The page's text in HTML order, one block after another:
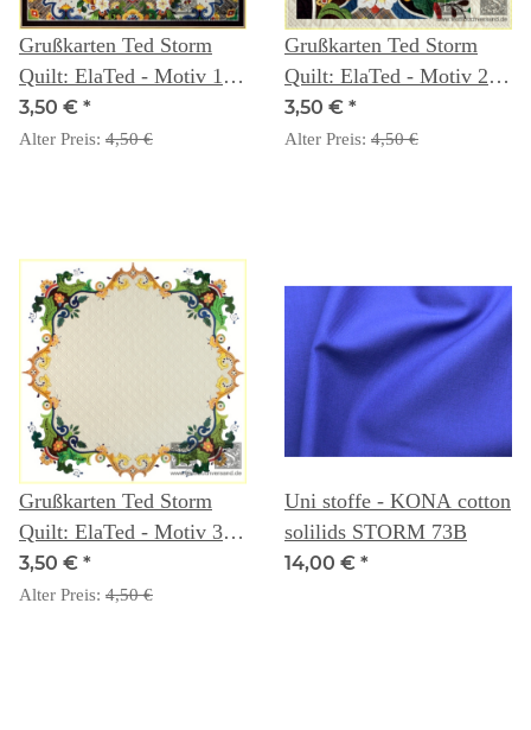
Grußkarten Ted Storm
Quilt: ElaTed - Motiv 1
ganzer Quilt
3,50 € *
Alter Preis: 4,50 €
Grußkarten Ted Storm
Quilt: ElaTed - Motiv 2
Detail
3,50 € *
Alter Preis: 4,50 €
Grußkarten Ted Storm
Quilt: ElaTed - Motiv 3
Innenkranz Detail
3,50 € *
Alter Preis: 4,50 €
Uni stoffe - KONA cotton
solilids STORM 73B
14,00 € *